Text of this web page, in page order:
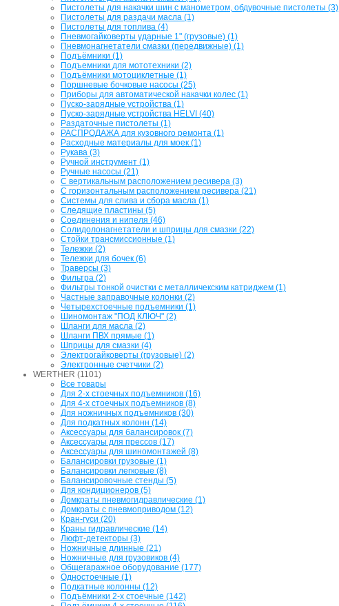
Пистолеты для накачки шин с манометром, обдувочные пистолеты (3)
Пистолеты для раздачи масла (1)
Пистолеты для топлива (4)
Пневмогайковерты ударные 1" (грузовые) (1)
Пневмонагнетатели смазки (передвижные) (1)
Подъёмники (1)
Подъемники для мототехники (2)
Подъёмники мотоциклетные (1)
Поршневые бочковые насосы (25)
Приборы для автоматической накачки колес (1)
Пуско-зарядные устройства (1)
Пуско-зарядные устройства HELVI (40)
Раздаточные пистолеты (1)
РАСПРОДАЖА для кузовного ремонта (1)
Расходные материалы для моек (1)
Рукава (3)
Ручной инструмент (1)
Ручные насосы (21)
С вертикальным расположением ресивера (3)
С горизонтальным расположением ресивера (21)
Системы для слива и сбора масла (1)
Следящие пластины (5)
Соединения и нипеля (46)
Солидолонагнетатели и шприцы для смазки (22)
Стойки трансмиссионные (1)
Тележки (2)
Тележки для бочек (6)
Траверсы (3)
Фильтра (2)
Фильтры тонкой очистки с металличекским катриджем (1)
Частные заправочные колонки (2)
Четырехстоечные подъемники (1)
Шиномонтаж "ПОД КЛЮЧ" (2)
Шланги для масла (2)
Шланги ПВХ прямые (1)
Шприцы для смазки (4)
Электрогайковерты (грузовые) (2)
Электронные счетчики (2)
WERTHER (1101)
Все товары
Для 2-х стоечных подъемников (16)
Для 4-х стоечных подъемников (8)
Для ножничных подъемников (30)
Для подкатных колонн (14)
Аксессуары для балансировок (7)
Аксессуары для прессов (17)
Аксессуары для шиномонтажей (8)
Балансировки грузовые (1)
Балансировки легковые (8)
Балансировочные стенды (5)
Для кондиционеров (5)
Домкраты пневмогидравлические (1)
Домкраты с пневмоприводом (12)
Кран-гуси (20)
Краны гидравлические (14)
Люфт-детекторы (3)
Ножничные длинные (21)
Ножничные для грузовиков (4)
Общегаражное оборудование (177)
Одностоечные (1)
Подкатные колонны (12)
Подъёмники 2-х стоечные (142)